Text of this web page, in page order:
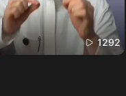
1292